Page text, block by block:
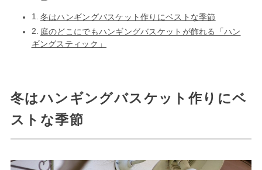
冬はハンギングバスケット作りにベストな季節
庭のどこにでもハンギングバスケットが飾れる「ハン
ギングスティック」
冬はハンギングバスケット作りにベ
ストな季節